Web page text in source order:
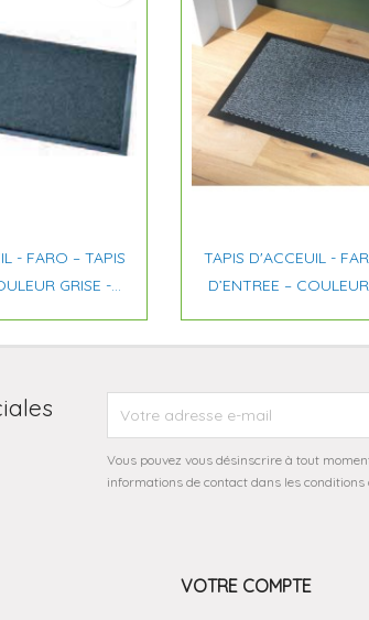
rapide
- FARO – TAPIS
GRISE -...
 Aperçu
TAPIS D'ACCEUIL -
D’ENTREE – COULEUR
Vous pouvez vous désinscrire à tout
informations de contact dans les conditions
VOTRE COMPTE